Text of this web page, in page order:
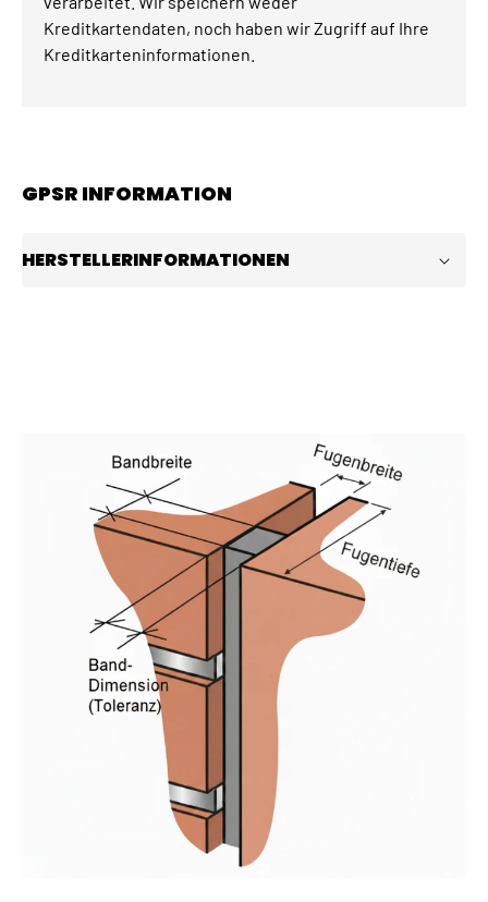
Kreditkartendaten, noch haben wir Zugriff auf Ihre
Kreditkarteninformationen.
GPSR INFORMATION
HERSTELLERINFORMATIONEN